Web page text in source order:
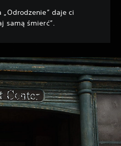
daje ci
samą śmierć”.